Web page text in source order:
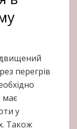
перегрів
має
у
Також